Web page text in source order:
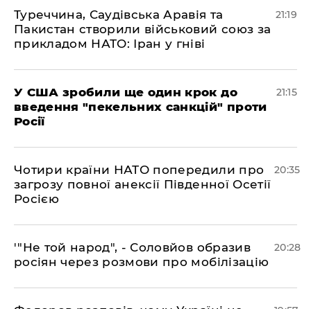
​Туреччина, Саудівська Аравія та
Пакистан створили військовий союз за
прикладом НАТО: Іран у гніві
21:19
​У США зробили ще один крок до
введення "пекельних санкцій" проти
Росії
21:15
​Чотири країни НАТО попередили про
загрозу повної анексії Південної Осетії
Росією
20:35
​'"Не той народ", - Соловйов образив
росіян через розмови про мобілізацію
20:28